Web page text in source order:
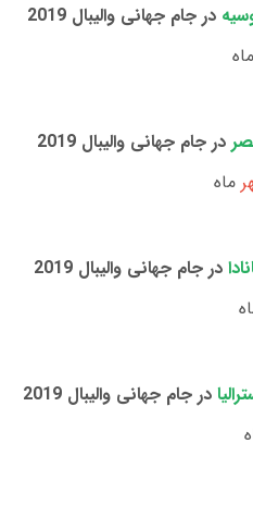
در جام جهانی والیبال 2019
ماه
در جام جهانی والیبال 2019
ماه
در جام جهانی والیبال 2019
در جام جهانی والیبال 2019